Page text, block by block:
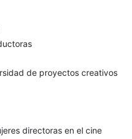
de proyectos creativos
directoras en el cine